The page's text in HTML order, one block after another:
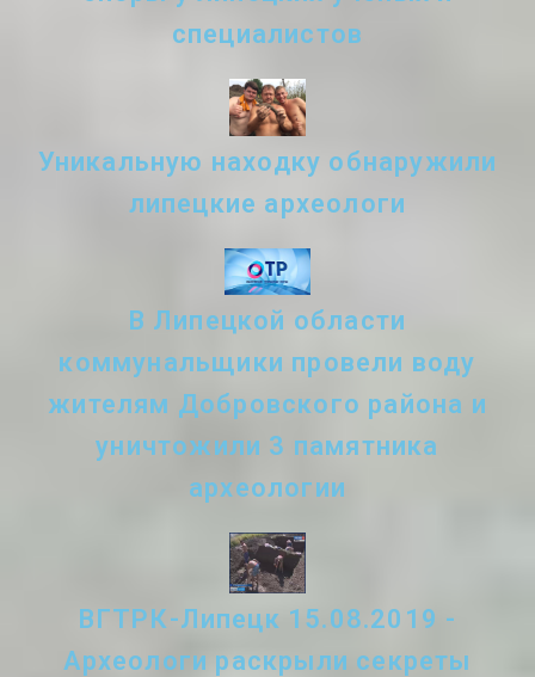
специалистов
Уникальную находку обнаружили
липецкие археологи
В Липецкой области
коммунальщики провели воду
жителям Добровского района и
уничтожили 3 памятника
археологии
ВГТРК-Липецк 15.08.2019 -
Археологи раскрыли секреты